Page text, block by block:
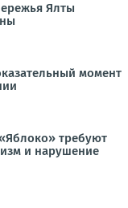
Ялты
момент
требуют
и нарушение